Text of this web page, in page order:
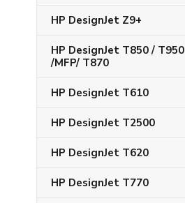
HP DesignJet Z9+
HP DesignJet T850 / T950
/MFP/ T870
HP DesignJet T610
HP DesignJet T2500
HP DesignJet T620
HP DesignJet T770